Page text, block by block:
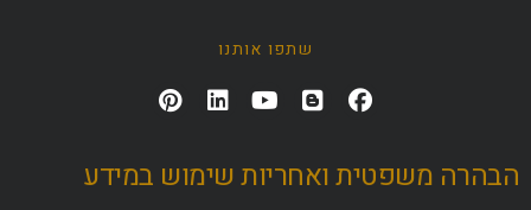
שתפו אותנו
הבהרה משפטית ואחריות שימוש במידע